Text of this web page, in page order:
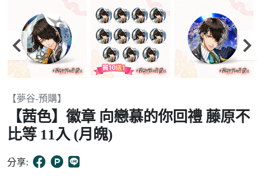
Item
of
12
【夢谷-預購】
【茜色】徽章 向戀慕的你回禮 藤原不
比等 11入 (月魄)
分享: